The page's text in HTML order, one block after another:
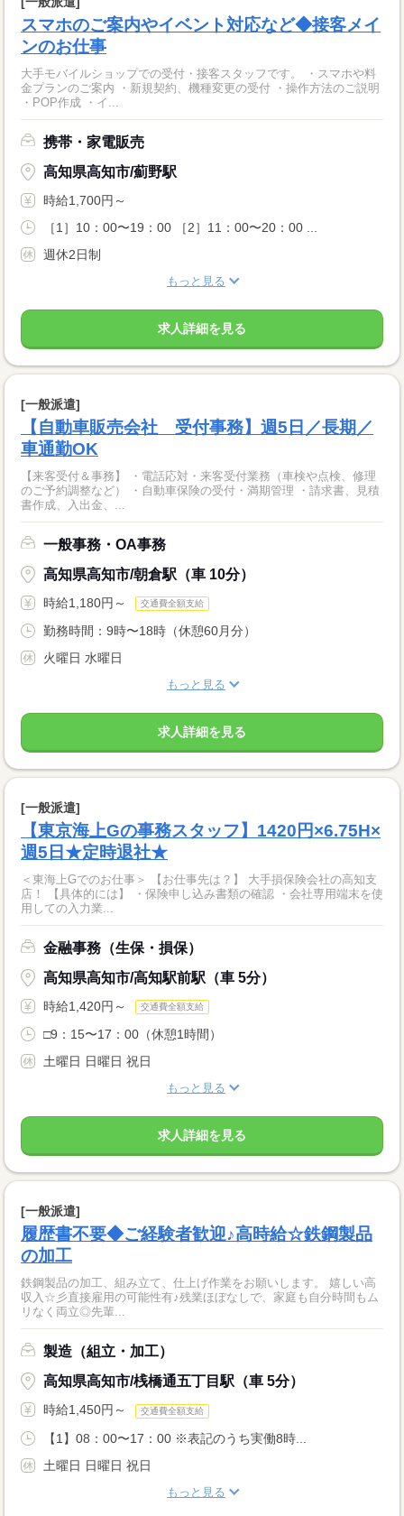
スマホのご案内やイベント対応など◆接客メイ
ンのお仕事
大手モバイルショップでの受付・接客スタッフです。 ・スマホや料
金プランのご案内 ・新規契約、機種変更の受付 ・操作方法のご説明
・POP作成 ・イ...
携帯・家電販売
高知県高知市/薊野駅
時給1,700円～
［1］10：00〜19：00 ［2］11：00〜20：00 ...
週休2日制
もっと見る
求人詳細を見る
[一般派遣]
【自動車販売会社 受付事務】週5日／長期／
車通勤OK
【来客受付＆事務】 ・電話応対・来客受付業務（車検や点検、修理
のご予約調整など） ・自動車保険の受付・満期管理 ・請求書、見積
書作成、入出金、...
一般事務・OA事務
高知県高知市/朝倉駅（車 10分）
時給1,180円～ 交通費全額支給
勤務時間：9時〜18時（休憩60月分）
火曜日 水曜日
もっと見る
求人詳細を見る
[一般派遣]
【東京海上Gの事務スタッフ】1420円×6.75H×
週5日★定時退社★
＜東海上Gでのお仕事＞ 【お仕事先は？】 大手損保険会社の高知支
店！ 【具体的には】 ・保険申し込み書類の確認 ・会社専用端末を使
用しての入力業...
金融事務（生保・損保）
高知県高知市/高知駅前駅（車 5分）
時給1,420円～ 交通費全額支給
□9：15〜17：00（休憩1時間）
土曜日 日曜日 祝日
もっと見る
求人詳細を見る
[一般派遣]
履歴書不要◆ご経験者歓迎♪高時給☆鉄鋼製品
の加工
鉄鋼製品の加工、組み立て、仕上げ作業をお願いします。 嬉しい高
収入☆彡直接雇用の可能性有♪残業ほぼなしで、家庭も自分時間もム
リなく両立◎先輩...
製造（組立・加工）
高知県高知市/桟橋通五丁目駅（車 5分）
時給1,450円～ 交通費全額支給
【1】08：00〜17：00 ※表記のうち実働8時...
土曜日 日曜日 祝日
もっと見る